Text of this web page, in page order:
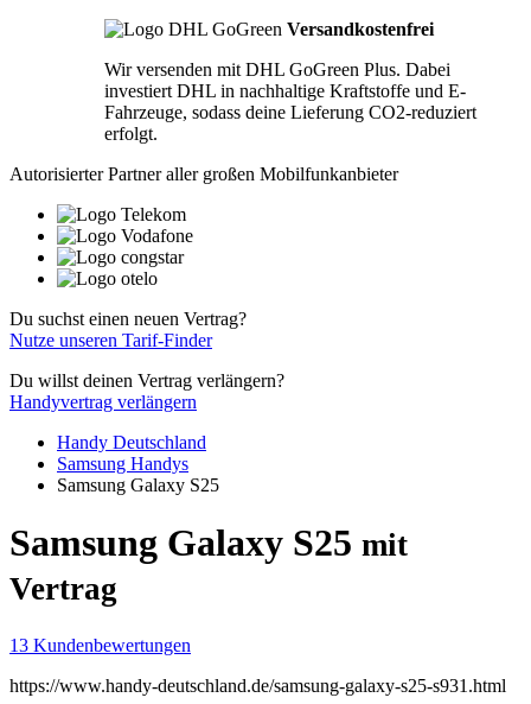
Versandkostenfrei
Wir versenden mit DHL GoGreen Plus. Dabei
investiert DHL in nachhaltige Kraftstoffe und E-
Fahrzeuge, sodass deine Lieferung CO2-reduziert
erfolgt.
Autorisierter Partner aller großen Mobilfunkanbieter
Du suchst einen neuen Vertrag?
Nutze unseren Tarif-Finder
Du willst deinen Vertrag verlängern?
Handyvertrag verlängern
Handy Deutschland
Samsung Handys
Samsung Galaxy S25
Samsung Galaxy S25 mit
Vertrag
13 Kundenbewertungen
https://www.handy-deutschland.de/samsung-galaxy-s25-s931.html